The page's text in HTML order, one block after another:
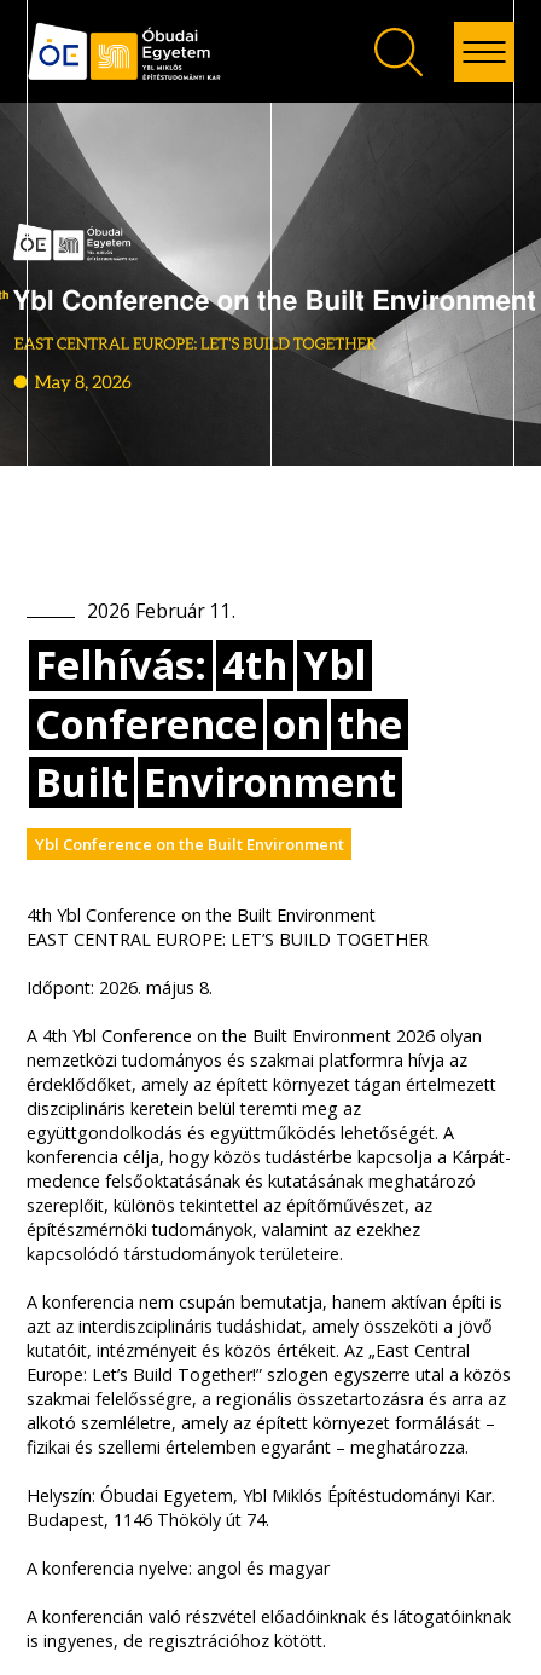
Vissza
2026 Február 11.
Felhívás: 4th Ybl
Conference on the
Built Environment
Ybl Conference on the Built Environment
4th Ybl Conference on the Built Environment
EAST CENTRAL EUROPE: LET’S BUILD TOGETHER
Időpont: 2026. május 8.
A 4th Ybl Conference on the Built Environment 2026 olyan
nemzetközi tudományos és szakmai platformra hívja az
érdeklődőket, amely az épített környezet tágan értelmezett
diszciplináris keretein belül teremti meg az
együttgondolkodás és együttműködés lehetőségét. A
konferencia célja, hogy közös tudástérbe kapcsolja a Kárpát-
medence felsőoktatásának és kutatásának meghatározó
szereplőit, különös tekintettel az építőművészet, az
építészmérnöki tudományok, valamint az ezekhez
kapcsolódó társtudományok területeire.
A konferencia nem csupán bemutatja, hanem aktívan építi is
azt az interdiszciplináris tudáshidat, amely összeköti a jövő
kutatóit, intézményeit és közös értékeit. Az „East Central
Europe: Let’s Build Together!” szlogen egyszerre utal a közös
szakmai felelősségre, a regionális összetartozásra és arra az
alkotó szemléletre, amely az épített környezet formálását –
fizikai és szellemi értelemben egyaránt – meghatározza.
Helyszín: Óbudai Egyetem, Ybl Miklós Építéstudományi Kar.
Budapest, 1146 Thököly út 74.
A konferencia nyelve: angol és magyar
A konferencián való részvétel előadóinknak és látogatóinknak
is ingyenes, de regisztrációhoz kötött.